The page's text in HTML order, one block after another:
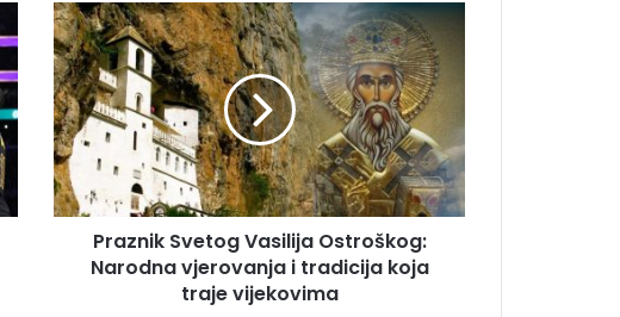
P
r
a
z
n
i
k
S
v
Praznik Svetog Vasilija Ostroškog:
Narodna vjerovanja i tradicija koja
traje vijekovima